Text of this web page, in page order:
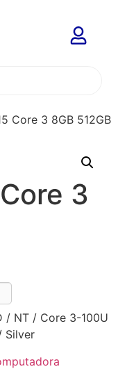
Core 3 8GB 512GB
3
/ NT / Core 3-100U
Silver